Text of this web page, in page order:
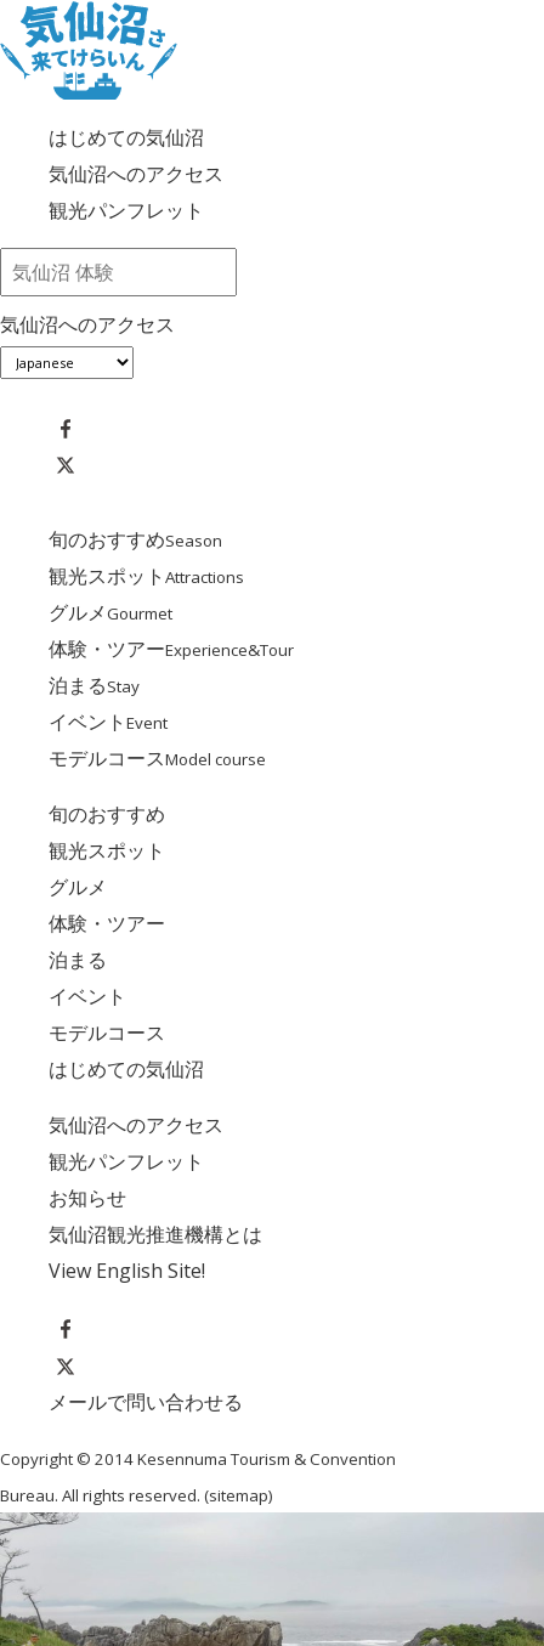
はじめての気仙沼
気仙沼へのアクセス
観光パンフレット
気仙沼へのアクセス
旬のおすすめSeason
観光スポット Attractions
グルメGourmet
体験・ツアーExperience&Tour
泊まるStay
イベント Event
モデルコースModel course
旬のおすすめ
観光スポット
グルメ
体験・ツアー
泊まる
イベント
モデルコース
はじめての気仙沼
気仙沼へのアクセス
観光パンフレット
お知らせ
気仙沼観光推進機構とは
View English Site!
メールで問い合わせる
Copyright © 2014 Kesennuma Tourism & Convention
Bureau. All rights reserved. (sitemap)